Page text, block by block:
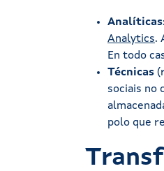
Analíticas
Analytics.
En todo
Técnicas
sociais no
polo que